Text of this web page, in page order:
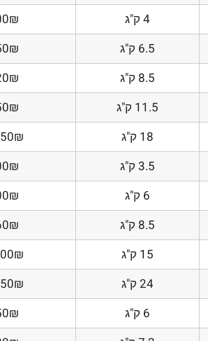
4 ק"ג
6.5 ק"ג
8.5 ק"ג
11.5 ק"ג
18 ק"ג
3.5 ק"ג
6 ק"ג
8.5 ק"ג
15 ק"ג
24 ק"ג
6 ק"ג